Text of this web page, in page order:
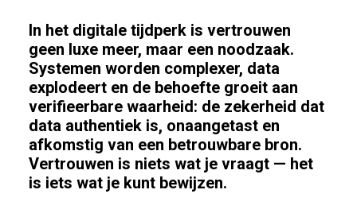
In het digitale tijdperk is vertrouwen
geen luxe meer, maar een noodzaak.
Systemen worden complexer, data
explodeert en de behoefte groeit aan
verifieerbare waarheid: de zekerheid dat
data authentiek is, onaangetast en
afkomstig van een betrouwbare bron.
Vertrouwen is niets wat je vraagt — het
is iets wat je kunt bewijzen.